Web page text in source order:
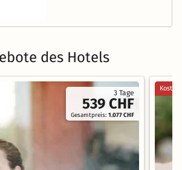
des Hotels
3 Tage
539 CHF
Gesamtpreis:1.077 CHF